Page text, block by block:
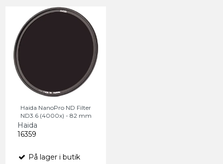
Haida NanoPro ND Filter
ND3.6 (4000x) - 82 mm
Haida
16359
På lager i butik